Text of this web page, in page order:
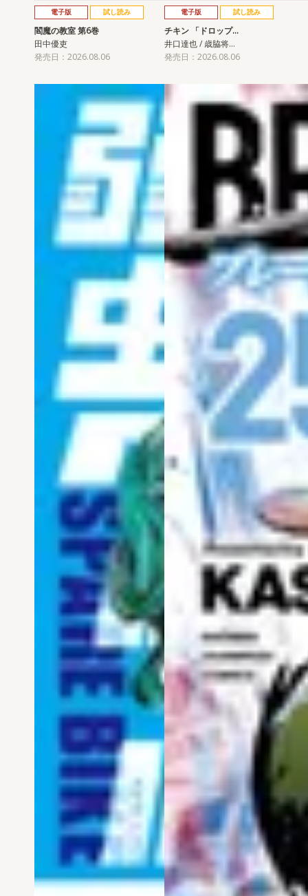
電子版 試し読み
閻魔の教室 第6巻
田中優吏
発売日：2026.08.06
電子版 試し読み
チキン 「ドロップ…
井口達也 / 歳脇将…
発売日：2026.08.06